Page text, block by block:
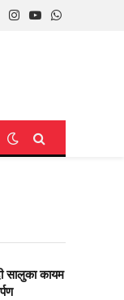
Instagram
YouTubeWhatsApp
सालुका कायम